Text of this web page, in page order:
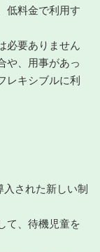
低料金で利用す
必要ありません
や、用事があっ
レキシブルに利
された新しい制
て、待機児童を